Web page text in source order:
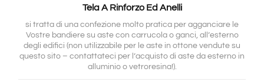
Tela A Rinforzo Ed Anelli
si tratta di una confezione molto pratica per agganciare le
Vostre bandiere su aste con carrucola o ganci, all’esterno
degli edifici (non utilizzabile per le aste in ottone vendute su
questo sito – contattateci per l’acquisto di aste da esterno in
alluminio o vetroresina!).